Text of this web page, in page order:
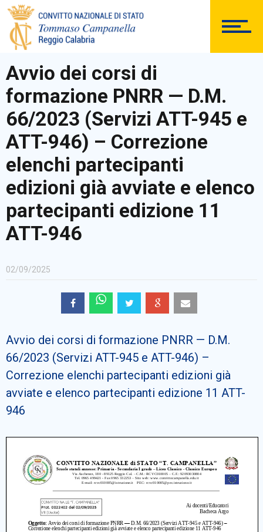
DOCUMENTAZIONE
PERSONALE
Comunicazioni Esterne
BACHECA SINDACALE
Cerca
Avvio dei corsi di
formazione PNRR — D.M.
66/2023 (Servizi ATT-945 e
ATT-946) – Correzione
elenchi partecipanti
edizioni già avviate e elenco
partecipanti edizione 11
ATT-946
02/09/2025
Avvio dei corsi di formazione PNRR — D.M.
66/2023 (Servizi ATT-945 e ATT-946) –
Correzione elenchi partecipanti edizioni già
avviate e elenco partecipanti edizione 11 ATT-
946